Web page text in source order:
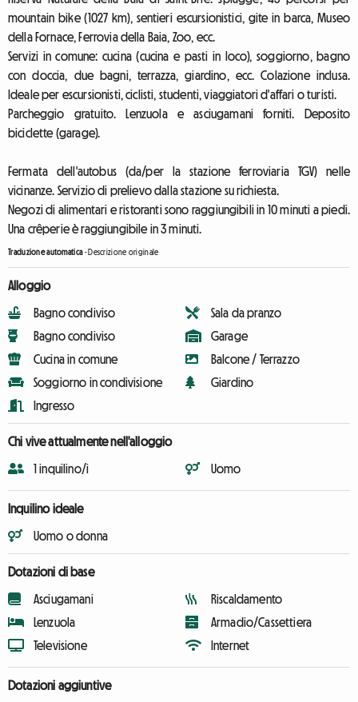
mountain bike (1027 km), sentieri escursionistici, gite in barca, Museo
della Fornace, Ferrovia della Baia, Zoo, ecc.
Servizi in comune: cucina (cucina e pasti in loco), soggiorno, bagno
con doccia, due bagni, terrazza, giardino, ecc. Colazione inclusa.
Ideale per escursionisti, ciclisti, studenti, viaggiatori d'affari o turisti.
Parcheggio gratuito. Lenzuola e asciugamani forniti. Deposito
biciclette (garage).
Fermata dell'autobus (da/per la stazione ferroviaria TGV) nelle
vicinanze. Servizio di prelievo dalla stazione su richiesta.
Negozi di alimentari e ristoranti sono raggiungibili in 10 minuti a piedi.
Una crêperie è raggiungibile in 3 minuti.
Traduzione automatica-Descrizione originale
Alloggio
Bagno condiviso
Bagno condiviso
Cucina in comune
Soggiorno in condivisione
Ingresso
Sala da pranzo
Garage
Balcone / Terrazzo
Giardino
Chi vive attualmente nell'alloggio
1 inquilino/i Uomo
Inquilino ideale
Uomo o donna
Dotazioni di base
Asciugamani
Lenzuola
Televisione
Riscaldamento
Armadio/Cassettiera
Internet
Dotazioni aggiuntive